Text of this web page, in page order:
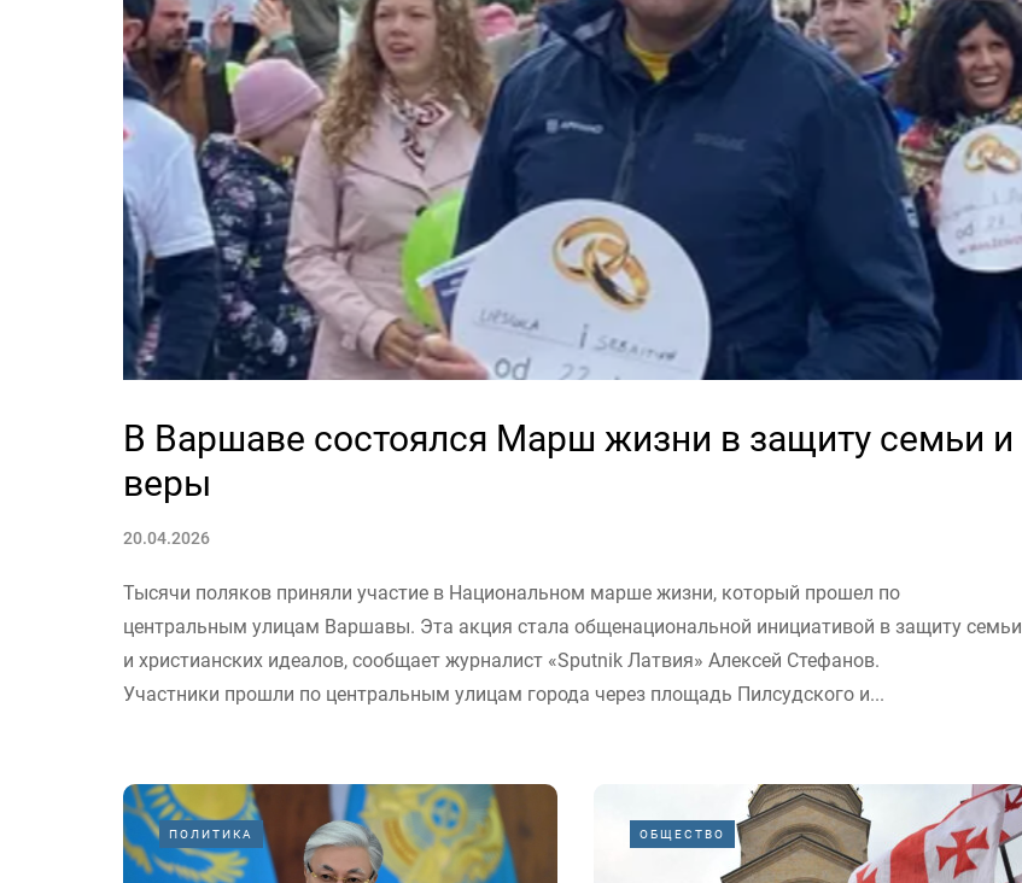
В Варшаве состоялся Марш жизни в защиту семьи и
веры
20.04.2026
Тысячи поляков приняли участие в Национальном марше жизни, который прошел по
центральным улицам Варшавы. Эта акция стала общенациональной инициативой в защиту семьи
и христианских идеалов, сообщает журналист «Sputnik Латвия» Алексей Стефанов.
Участники прошли по центральным улицам города через площадь Пилсудского и...
ПОЛИТИКА ОБЩЕСТВО